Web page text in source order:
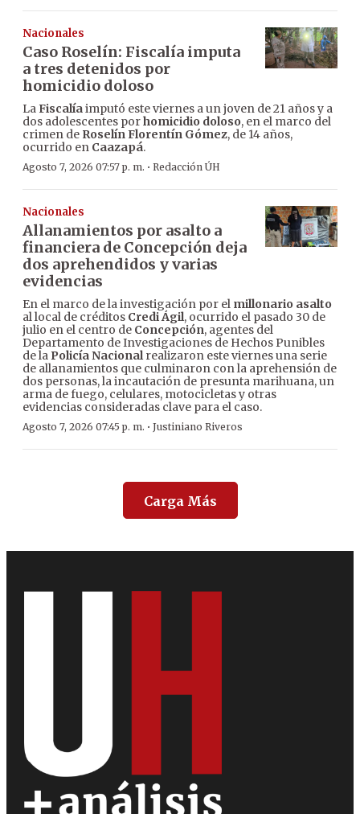
Nacionales
Caso Roselín: Fiscalía imputa
a tres detenidos por
homicidio doloso
LaFiscalíaimputó este viernes a un joven de 21 años y a
dos adolescentes porhomicidio doloso, en el marco del
crimen de Roselín Florentín Gómez, de 14 años,
ocurrido en Caazapá.
Agosto 7, 2026 07:57 p. m. · Redacción ÚH
Nacionales
Allanamientos por asalto a
financiera de Concepción deja
dos aprehendidos y varias
evidencias
En el marco de la investigación por el millonario asalto
al local de créditos Credi Ágil, ocurrido el pasado 30 de
julio en el centro de Concepción, agentes del
Departamento de Investigaciones de Hechos Punibles
de la Policía Nacionalrealizaron este viernes una serie
de allanamientos que culminaron con la aprehensión de
dos personas, la incautación de presunta marihuana, un
arma de fuego, celulares, motocicletas y otras
evidencias consideradas clave para el caso.
Agosto 7, 2026 07:45 p. m. · Justiniano Riveros
Carga Más